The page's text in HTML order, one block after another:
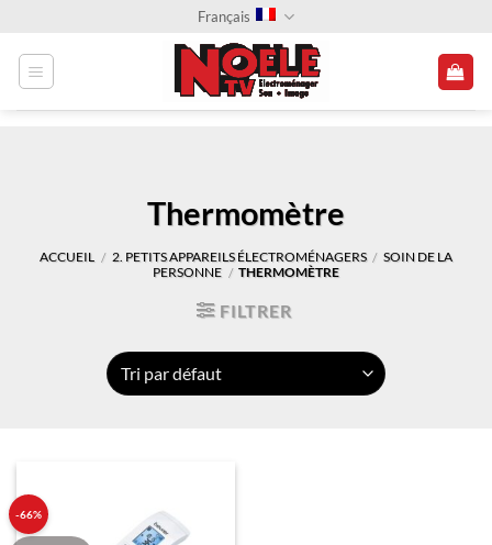
contenu
Français
Thermomètre
ACCUEIL / 2. PETITS APPAREILS ÉLECTROMÉNAGERS / SOIN DE LA
PERSONNE / THERMOMÈTRE
FILTRER
-66%